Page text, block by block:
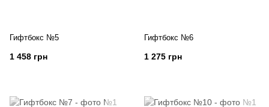
Гифтбокс №5
1 458 грн
Гифтбокс №6
1 275 грн